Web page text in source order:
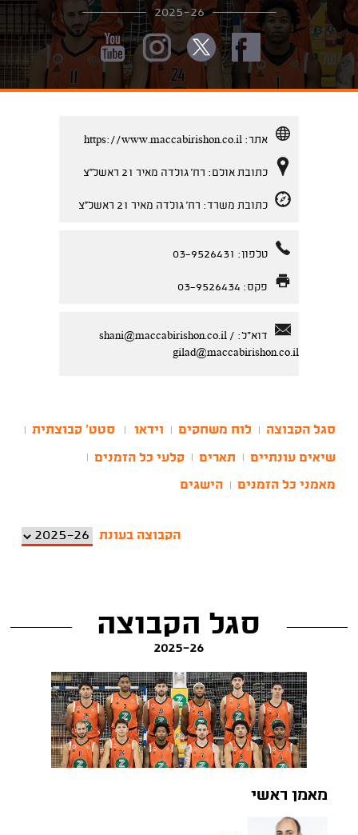
2025-26
אתר: https://www.maccabirishon.co.il
כתובת אולם: רח' גולדה מאיר 21 ראשל''צ
כתובת משרד: רח' גולדה מאיר 21 ראשל''צ
טלפון: 03-9526431
פקס: 03-9526434
דוא"ל: shani@maccabirishon.co.il /
gilad@maccabirishon.co.il
סגל הקבוצה לוח משחקים וידאו סטט' קבוצתית
שיאים עונתיים תארים קלעי כל הזמנים
מאמני כל הזמנים הישגים
הקבוצה בעונת
סגל הקבוצה
2025-26
מאמן ראשי